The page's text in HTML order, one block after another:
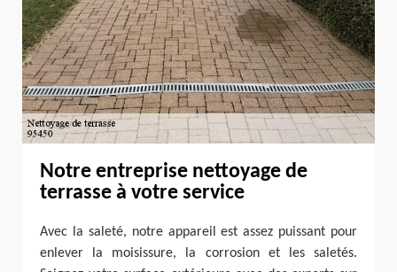
Notre entreprise nettoyage de
terrasse à votre service
Avec la saleté, notre appareil est assez puissant pour
enlever la moisissure, la corrosion et les saletés.